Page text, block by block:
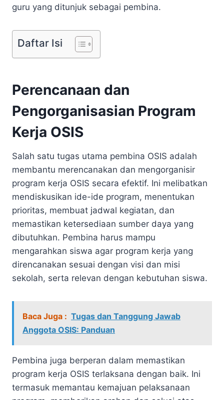
guru yang ditunjuk sebagai pembina.
Daftar Isi
Perencanaan dan
Pengorganisasian Program
Kerja OSIS
Salah satu tugas utama pembina OSIS adalah
membantu merencanakan dan mengorganisir
program kerja OSIS secara efektif. Ini melibatkan
mendiskusikan ide-ide program, menentukan
prioritas, membuat jadwal kegiatan, dan
memastikan ketersediaan sumber daya yang
dibutuhkan. Pembina harus mampu
mengarahkan siswa agar program kerja yang
direncanakan sesuai dengan visi dan misi
sekolah, serta relevan dengan kebutuhan siswa.
Baca Juga : Tugas dan Tanggung Jawab
Anggota OSIS: Panduan
Pembina juga berperan dalam memastikan
program kerja OSIS terlaksana dengan baik. Ini
termasuk memantau kemajuan pelaksanaan